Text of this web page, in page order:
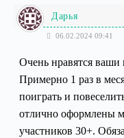
Дарья
06.02.2024 09:41
Очень нравятся
Примерно 1 раз в
поиграть и
отлично оформлены
участников 30+.